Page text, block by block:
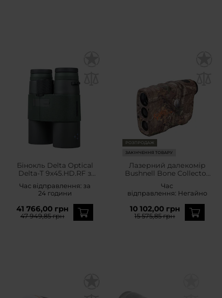
Бінокль Delta Optical
Delta-T 9x45.HD.RF з
лазерним далекоміром
Час відправлення: за
24 години
41 766,00 грн
47 949,85 грн
РОЗПРОДАЖ
ЗАКІНЧЕННЯ ТОВАРУ
Лазерний далекомір
Bushnell Bone Collector
Час
відправлення: Негайно
10 102,00 грн
15 575,85 грн